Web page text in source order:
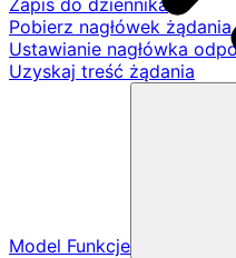
Zapis do dziennika
Pobierz nagłówek żądania
Ustawianie nagłówka
Uzyskaj treść żądania
Model Funkcje